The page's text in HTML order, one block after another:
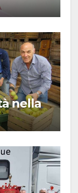
nella